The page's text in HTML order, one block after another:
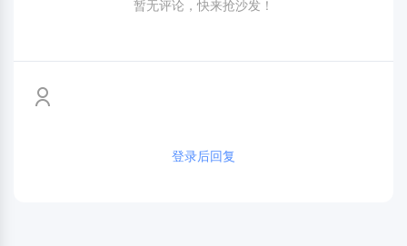
暂无评论，快来抢沙发！
登录后回复